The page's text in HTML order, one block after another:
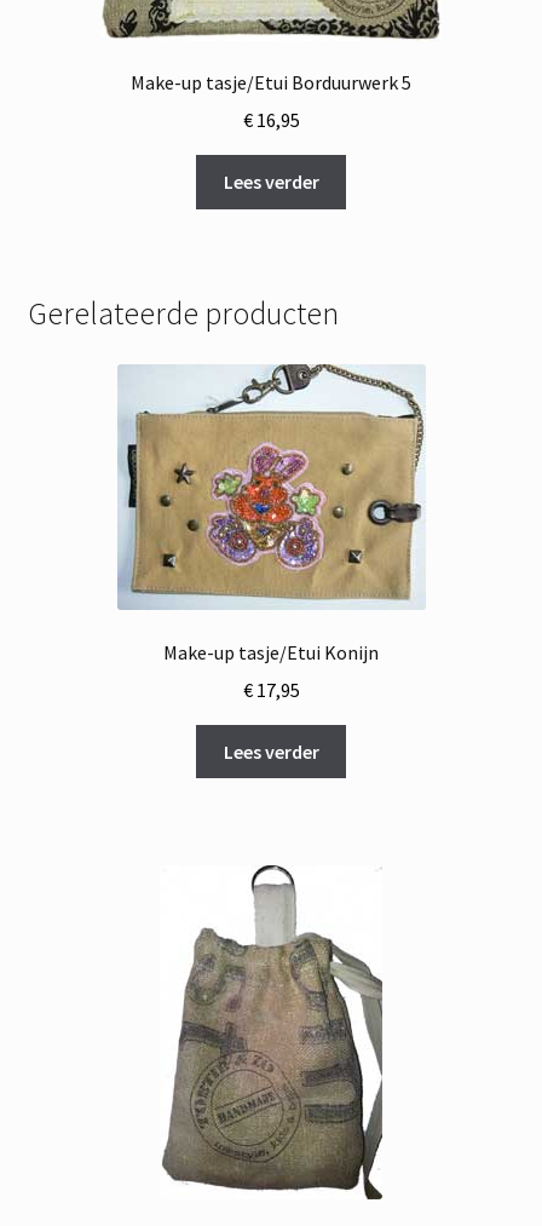
Make-up tasje/Etui Borduurwerk 5
€16,95
Lees verder
Gerelateerde producten
Make-up tasje/Etui Konijn
€17,95
Lees verder